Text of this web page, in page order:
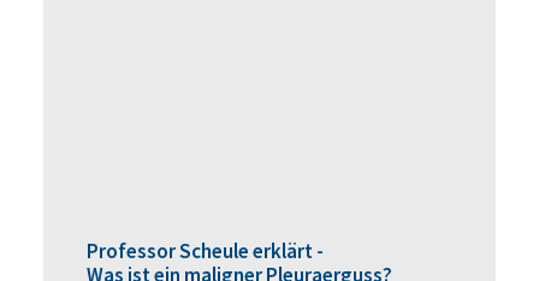
Professor Scheule erklärt -
Was ist ein maligner Pleuraerguss?